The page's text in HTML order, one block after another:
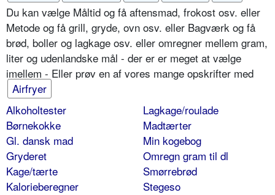
Du kan vælge Måltid og få aftensmad, frokost osv. eller
Metode og få grill, gryde, ovn osv. eller Bagværk og få
brød, boller og lagkage osv. eller omregner mellem gram,
liter og udenlandske mål - der er er meget at vælge
imellem - Eller prøv en af vores mange opskrifter med
Airfryer
Alkoholtester
Børnekokke
Gl. dansk mad
Gryderet
Kage/tærte
Kalorieberegner
Lagkage/roulade
Madtærter
Min kogebog
Omregn gram til dl
Smørrebrød
Stegeso